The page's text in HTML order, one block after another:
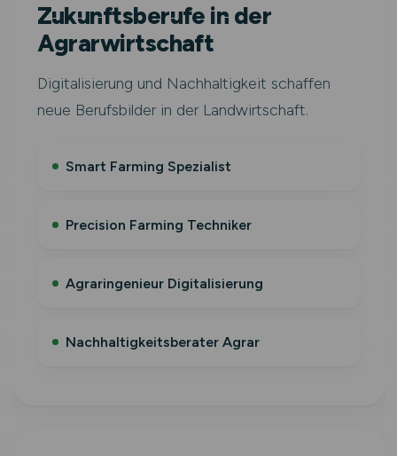
Zukunftsberufe in der
Agrarwirtschaft
Digitalisierung und Nachhaltigkeit schaffen
neue Berufsbilder in der Landwirtschaft.
Smart Farming Spezialist
Precision Farming Techniker
Agraringenieur Digitalisierung
Nachhaltigkeitsberater Agrar